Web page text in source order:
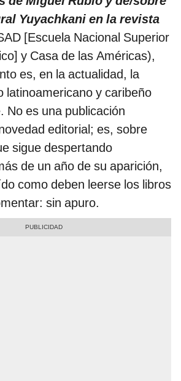
Yuyachkani en la revista
[Escuela Nacional Superior
y Casa de las Américas),
es, en la actualidad, la
latinoamericano y caribeño
No es una publicación
editorial; es, sobre
sigue despertando
de un año de su aparición,
como deben leerse los libros
sin apuro.